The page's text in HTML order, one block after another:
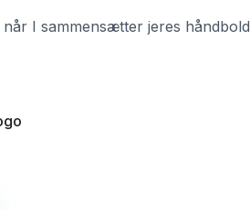
I sammensætter jeres håndbold